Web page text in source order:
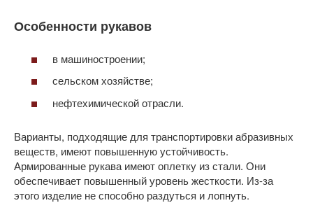
Особенности рукавов
в машиностроении;
сельском хозяйстве;
нефтехимической отрасли.
Варианты, подходящие для транспортировки абразивных
веществ, имеют повышенную устойчивость.
Армированные рукава имеют оплетку из стали. Они
обеспечивает повышенный уровень жесткости. Из-за
этого изделие не способно раздуться и лопнуть.